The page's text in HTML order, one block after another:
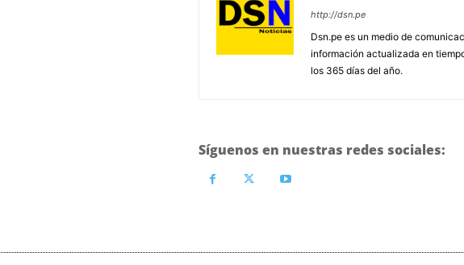
http://dsn.pe
Dsn.pe es un medio de
información actualizada en
los 365 días del año.
Síguenos en nuestras redes sociales: